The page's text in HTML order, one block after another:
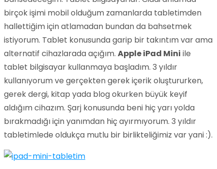
birçok işimi mobil olduğum zamanlarda tabletimden
hallettiğim için atlamadan bundan da bahsetmek
istiyorum. Tablet konusunda garip bir takıntım var ama
alternatif cihazlarada açığım. Apple iPad Mini ile
tablet bilgisayar kullanmaya başladım. 3 yıldır
kullanıyorum ve gerçekten gerek içerik oluştururken,
gerek dergi, kitap yada blog okurken büyük keyif
aldığım cihazım. Şarj konusunda beni hiç yarı yolda
bırakmadığı için yanımdan hiç ayırmıyorum. 3 yıldır
tabletimlede oldukça mutlu bir birlikteliğimiz var yani :).